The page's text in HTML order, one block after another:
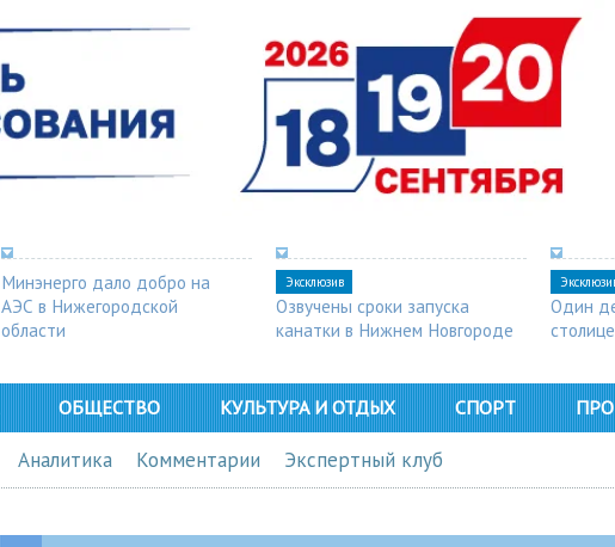
Минэнерго дало добро на
АЭС в Нижегородской
области
Эксклюзив
Озвучены сроки запуска
канатки в Нижнем Новгороде
Один
ОБЩЕСТВО КУЛЬТУРА И ОТДЫХ СПОРТ
Аналитика Комментарии Экспертный клуб